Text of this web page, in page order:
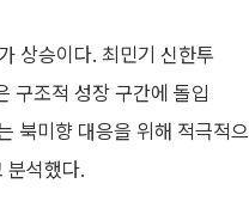
상승이다. 최민기 신한투
구조적 성장 구간에 돌입
북미향 대응을 위해 적극적
분석했다.